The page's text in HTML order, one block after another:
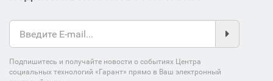
Подпишитесь и получайте новости о событиях Центра
социальных технологий «Гарант» прямо в Ваш электронный